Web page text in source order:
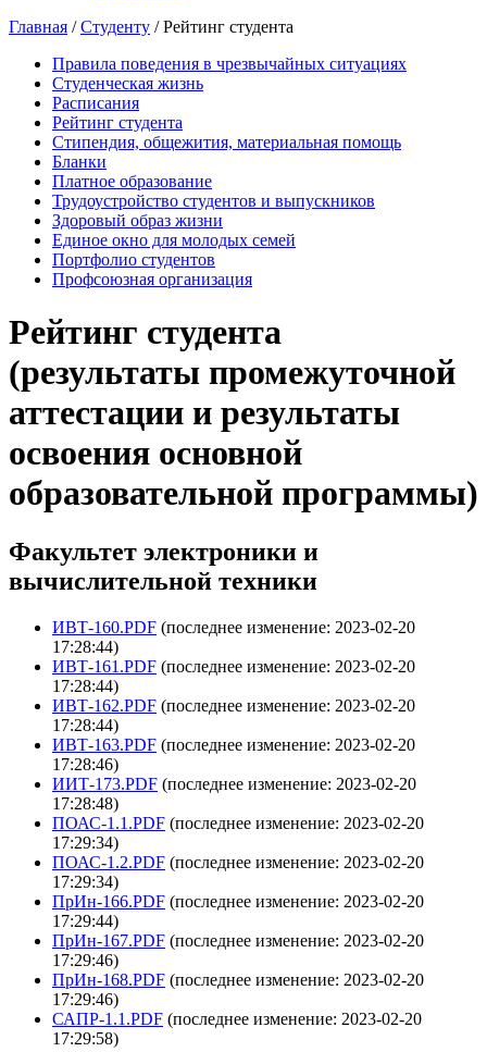
Главная /Студенту / Рейтинг студента
Правила поведения в чрезвычайных ситуациях
Студенческая жизнь
Расписания
Рейтинг студента
Стипендия, общежития, материальная помощь
Бланки
Платное образование
Трудоустройство студентов и выпускников
Здоровый образ жизни
Единое окно для молодых семей
Портфолио студентов
Профсоюзная организация
Рейтинг студента
(результаты промежуточной
аттестации и результаты
освоения основной
образовательной программы)
Факультет электроники и
вычислительной техники
ИВТ-160.PDF (последнее изменение: 2023-02-20
17:28:44)
ИВТ-161.PDF (последнее изменение: 2023-02-20
17:28:44)
ИВТ-162.PDF (последнее изменение: 2023-02-20
17:28:44)
ИВТ-163.PDF (последнее изменение: 2023-02-20
17:28:46)
ИИТ-173.PDF (последнее изменение: 2023-02-20
17:28:48)
ПОАС-1.1.PDF (последнее изменение: 2023-02-20
17:29:34)
ПОАС-1.2.PDF (последнее изменение: 2023-02-20
17:29:34)
ПрИн-166.PDF (последнее изменение: 2023-02-20
17:29:44)
ПрИн-167.PDF (последнее изменение: 2023-02-20
17:29:46)
ПрИн-168.PDF (последнее изменение: 2023-02-20
17:29:46)
САПР-1.1.PDF (последнее изменение: 2023-02-20
17:29:58)